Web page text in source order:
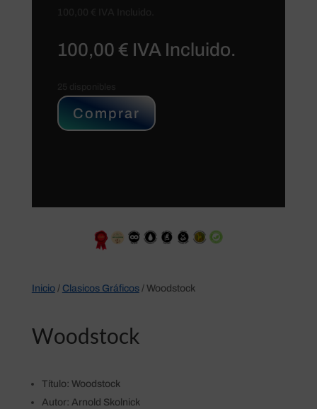
100,00 € IVA Incluido.
Comprar
Inicio/ Clasicos Gráficos/ Woodstock
Woodstock
Título: Woodstock
Autor: Arnold Skolnick